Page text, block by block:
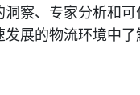
察、专家分析和
展的物流环境中